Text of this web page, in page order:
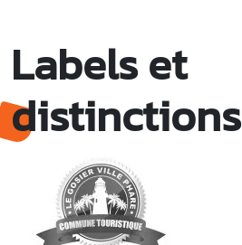
Labels et
distinctions